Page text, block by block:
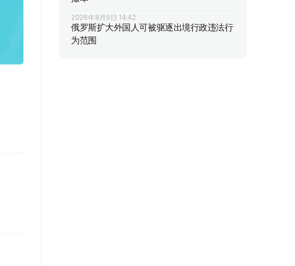
2026年8月5日 14:42
俄罗斯扩大外国人可被驱逐出境行政违法行
为范围